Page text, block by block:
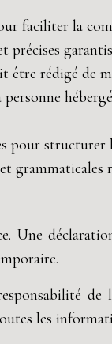
faciliter la
précises
être rédigé de
pour structurer
grammaticales
Une
les